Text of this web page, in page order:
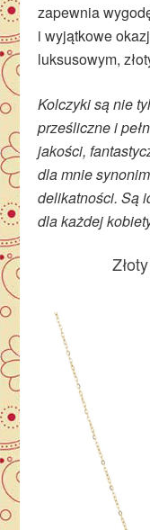
zapewnia
i wyjątkowe
luksusowym,
Kolczyki są nie
prześliczne i
jakości,
dla mnie
delikatności. Są
dla każdej